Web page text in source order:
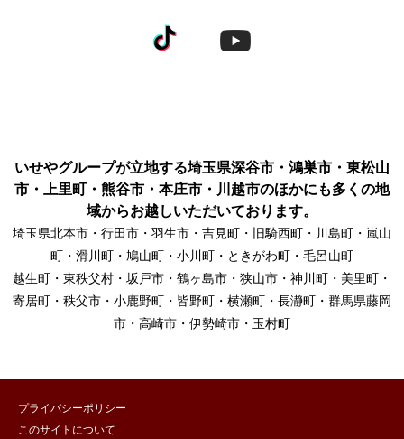
いせやグループが立地する埼玉県深谷市・鴻巣市・東松山
市・上里町・熊谷市・本庄市・川越市のほかにも多くの地
域からお越しいただいております。
埼玉県北本市・行田市・羽生市・吉見町・旧騎西町・川島町・嵐山
町・滑川町・鳩山町・小川町・ときがわ町・毛呂山町
越生町・東秩父村・坂戸市・鶴ヶ島市・狭山市・神川町・美里町・
寄居町・秩父市・小鹿野町・皆野町・横瀬町・長瀞町・群馬県藤岡
市・高崎市・伊勢崎市・玉村町
プライバシーポリシー
このサイトについて